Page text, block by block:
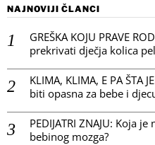
NAJNOVIJI ČLANCI
GREŠKA KOJU PRAVE
prekrivati dječja kolica
KLIMA, KLIMA, E PA ŠTA
biti opasna za bebe i
PEDIJATRI ZNAJU: Koja
bebinog mozga?